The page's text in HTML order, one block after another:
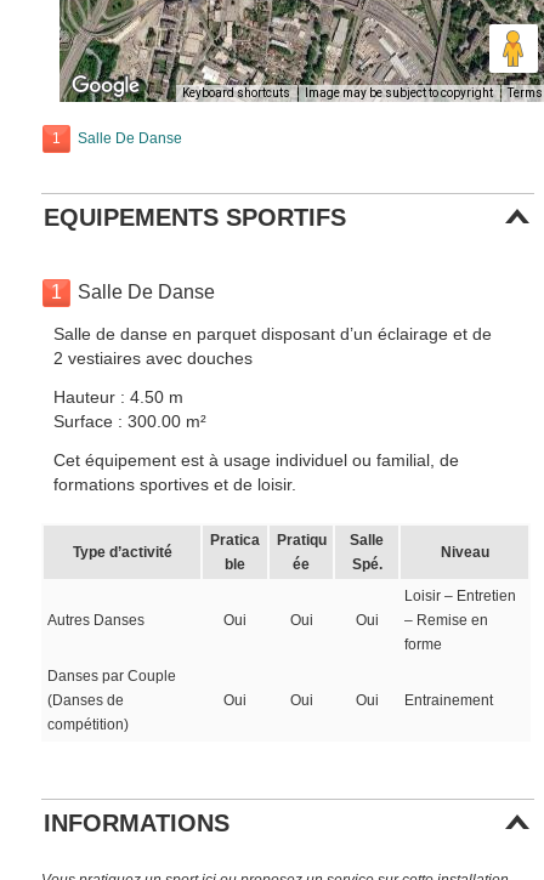
Keyboard shortcuts Image may be subject to copyright Terms
1 Salle De Danse
EQUIPEMENTS SPORTIFS
1 Salle De Danse
Salle de danse en parquet disposant d’un éclairage et de
2 vestiaires avec douches
Hauteur : 4.50 m
Surface : 300.00 m²
Cet équipement est à usage individuel ou familial, de
formations sportives et de loisir.
Type d’activité
Pratica
ble
Pratiqu
ée
Salle
Spé.
Niveau
Autres Danses Oui Oui Oui
Loisir – Entretien
– Remise en
forme
Danses par Couple
(Danses de
compétition)
Oui Oui Oui Entrainement
INFORMATIONS